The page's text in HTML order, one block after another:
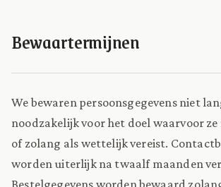
Bewaartermijnen
We bewaren persoonsgegevens niet
noodzakelijk voor het doel waarvoor
of zolang als wettelijk vereist.
worden uiterlijk na twaalf maanden
Bestelgegevens worden bewaard